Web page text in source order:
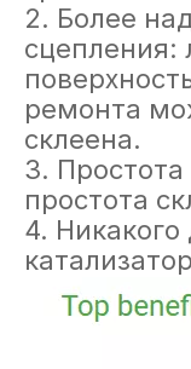
2. Более
сцепления:
ремонта
склеена.
3. Простота
простота
4. Никакого